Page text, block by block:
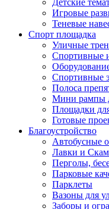
Детские
Игровые
Теневые
Спорт площадка
Уличные
Спортивные
Спортивные
Полоса
Мини рампы
Площадки
Готовые
Благоустройство
Автобусные
Лавки и
Перголы,
Парковые
Парклеты
Вазоны для
Заборы и